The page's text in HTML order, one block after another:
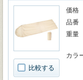
比較する
価格
品番
重量
カラ